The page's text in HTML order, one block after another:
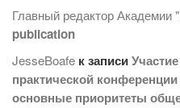
Главный редактор Академии
publication
JesseBoafe к записи
практической
основные приоритеты